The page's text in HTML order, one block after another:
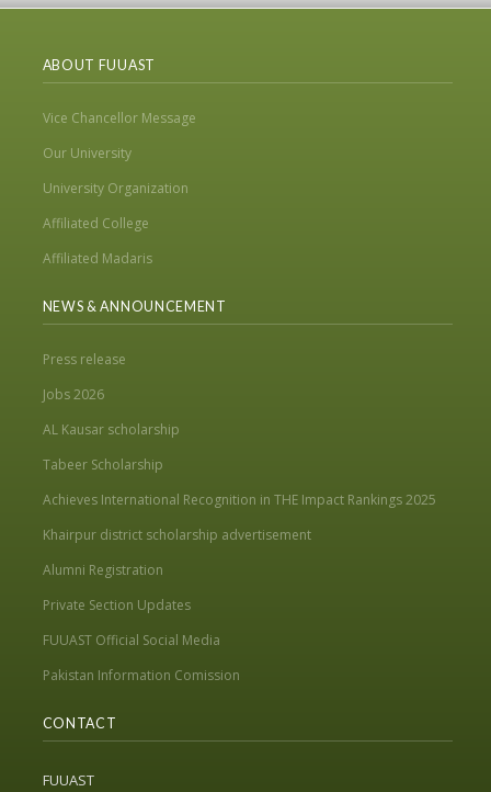
ABOUT FUUAST
Vice Chancellor Message
Our University
University Organization
Affiliated College
Affiliated Madaris
NEWS & ANNOUNCEMENT
Press release
Jobs 2026
AL Kausar scholarship
Tabeer Scholarship
Achieves International Recognition in THE Impact Rankings 2025
Khairpur district scholarship advertisement
Alumni Registration
Private Section Updates
FUUAST Official Social Media
Pakistan Information Comission
CONTACT
FUUAST